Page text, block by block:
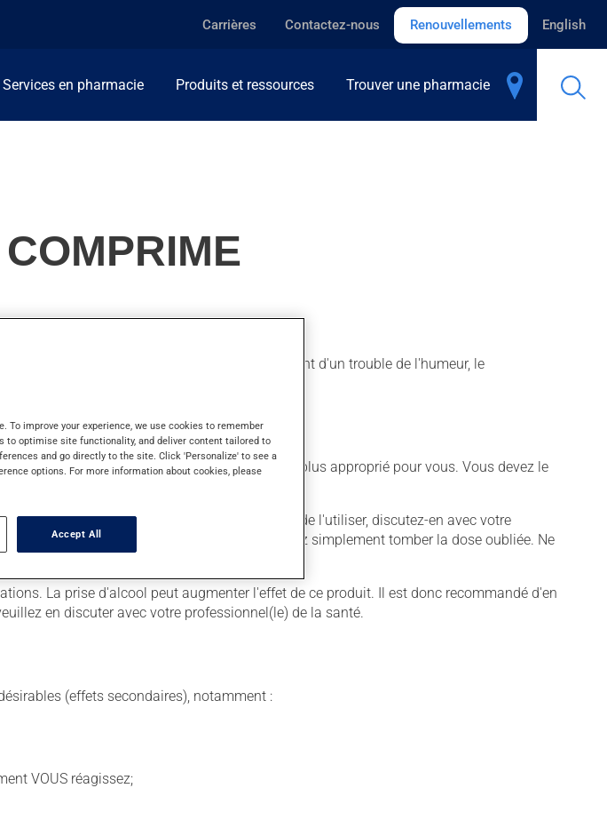
Carrières Contactez-nous Renouvellements English
Services en pharmacie Produits et ressources Trouver une pharmacie
indications. Lorsqu'utilisé pour le traitement d'un trouble de l'humeur, le
vous ait indiqué un horaire différent qui est plus approprié pour vous. Vous devez le
plusieurs semaines. Si vous voulez cesser de l'utiliser, discutez-en avec votre
presque l'heure de votre dose suivante, laissez simplement tomber la dose oubliée. Ne
La prise d'alcool peut augmenter l'effet de ce produit. Il est donc recommandé d'en
en discuter avec votre professionnel(le) de la santé.
(effets secondaires), notamment :
VOUS réagissez;
improve your experience, we use cookies to remember
optimise site functionality, and deliver content tailored to
and go directly to the site. Click 'Personalize' to see a
options. For more information about cookies, please
Accept All